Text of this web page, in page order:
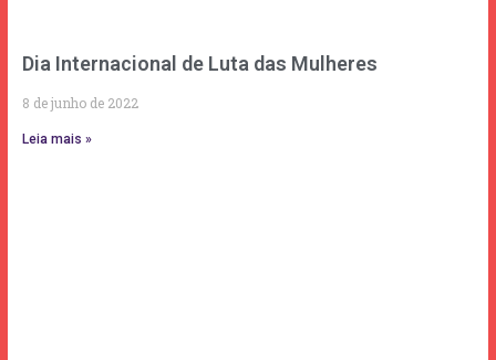
Dia Internacional de Luta das Mulheres
8 de junho de 2022
Leia mais »